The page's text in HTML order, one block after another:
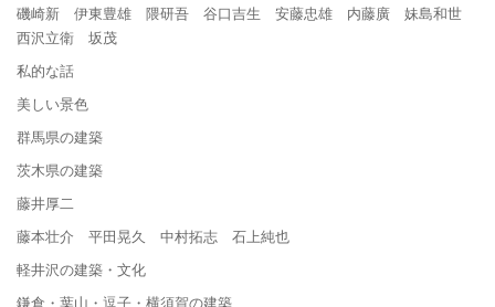
磯崎新 伊東豊雄 隈研吾 谷口吉生 安藤忠雄 内藤廣 妹島和世
西沢立衛 坂茂
私的な話
美しい景色
群馬県の建築
茨木県の建築
藤井厚二
藤本壮介 平田晃久 中村拓志 石上純也
軽井沢の建築・文化
鎌倉・葉山・逗子・横須賀の建築